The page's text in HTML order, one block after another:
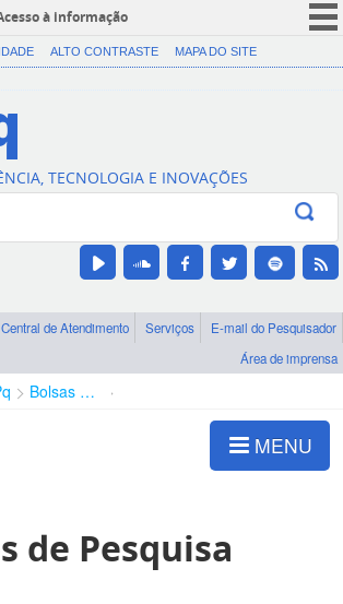
à informação
CORONAVÍRUS (COVID-19)
Canais
ALTO CONTRASTE MAPA DO SITE
TECNOLOGIA E INOVAÇÕES
Central de Atendimento Serviços
E-mail do Pesquisador
Área de imprensa
Bolsas e Auxílios Vigentes
MENU
de Pesquisa